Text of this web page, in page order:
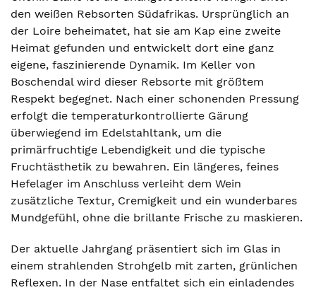
den weißen Rebsorten Südafrikas. Ursprünglich an
der Loire beheimatet, hat sie am Kap eine zweite
Heimat gefunden und entwickelt dort eine ganz
eigene, faszinierende Dynamik. Im Keller von
Boschendal wird dieser Rebsorte mit größtem
Respekt begegnet. Nach einer schonenden Pressung
erfolgt die temperaturkontrollierte Gärung
überwiegend im Edelstahltank, um die
primärfruchtige Lebendigkeit und die typische
Fruchtästhetik zu bewahren. Ein längeres, feines
Hefelager im Anschluss verleiht dem Wein
zusätzliche Textur, Cremigkeit und ein wunderbares
Mundgefühl, ohne die brillante Frische zu maskieren.
Der aktuelle Jahrgang präsentiert sich im Glas in
einem strahlenden Strohgelb mit zarten, grünlichen
Reflexen. In der Nase entfaltet sich ein einladendes